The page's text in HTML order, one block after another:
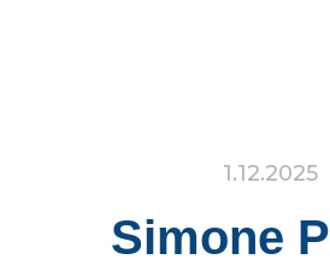
1.12.2025
Simone